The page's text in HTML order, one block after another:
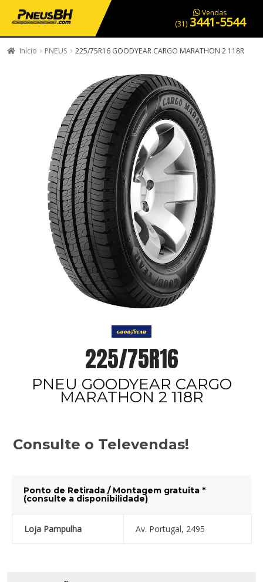
PNEUS EM OFERTA SERVIÇOS AUTOMOTIVOS NOSSA LOJA
Vendas
(31) 3441-5544
Início PNEUS 225/75R16 GOODYEAR CARGO MARATHON 2 118R
225/75R16
PNEU GOODYEAR CARGO
MARATHON 2 118R
Consulte o Televendas!
Ponto de Retirada / Montagem gratuita *
(consulte a disponibilidade)
Loja Pampulha Av. Portugal, 2495